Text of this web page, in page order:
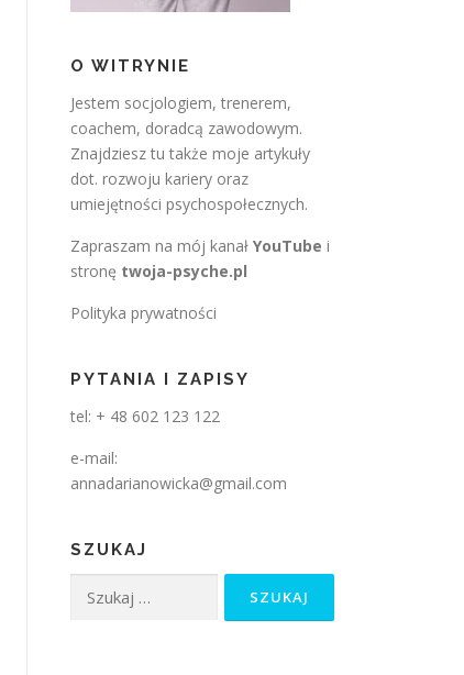
O WITRYNIE
Jestem socjologiem, trenerem,
coachem, doradcą zawodowym.
Znajdziesz tu także moje artykuły
dot. rozwoju kariery oraz
umiejętności psychospołecznych.
Zapraszam na mój kanał YouTube i
stronę twoja-psyche.pl
Polityka prywatności
PYTANIA I ZAPISY
tel: + 48 602 123 122
e-mail:
annadarianowicka@gmail.com
SZUKAJ